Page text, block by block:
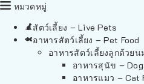
หมวดหมู่
สัตว์เลี้ยง – Live Pets
อาหารสัตว์เลี้ยง – Pet Food
อาหารสัตว์เลี้ยงลูกด้วยน
อาหารสุนัข – Dog
อาหารแมว – Cat